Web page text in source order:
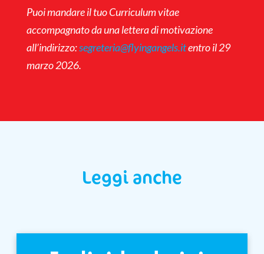
Puoi mandare il tuo Curriculum vitae
accompagnato da una lettera di motivazione
all’indirizzo:segreteria@flyingangels.itentro il 29
marzo 2026.
Leggi anche